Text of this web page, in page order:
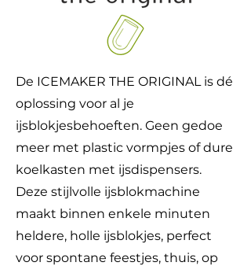
De ICEMAKER THE ORIGINAL is dé
oplossing voor al je
ijsblokjesbehoeften. Geen gedoe
meer met plastic vormpjes of dure
koelkasten met ijsdispensers.
Deze stijlvolle ijsblokmachine
maakt binnen enkele minuten
heldere, holle ijsblokjes, perfect
voor spontane feestjes, thuis, op